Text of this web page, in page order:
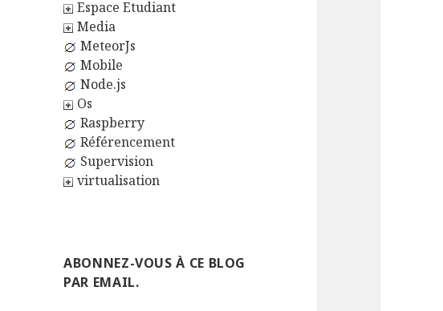
Espace Etudiant
Media
MeteorJs
Mobile
Node.js
Os
Raspberry
Référencement
Supervision
virtualisation
ABONNEZ-VOUS À CE BLOG
PAR EMAIL.